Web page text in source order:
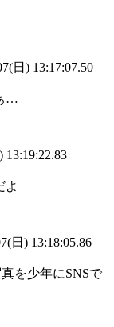
日) 13:17:07.50
…
よ
日) 13:18:05.86
を少年にSNSで